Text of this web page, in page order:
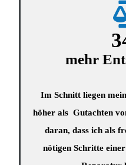
mehr
Im Schnitt liegen
höher als Gutachten
daran, dass ich als
nötigen Schritte